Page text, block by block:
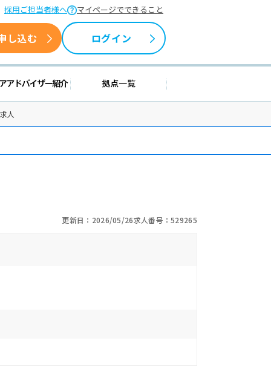
採用ご担当者様へ マイページでできること
し込む ログイン
報 キャリアアドバイザー紹介 拠点一覧
人
更新日：2026/05/26求人番号：529265